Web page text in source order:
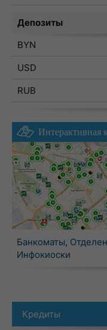
Депозиты
BYN
USD
RUB
Интерактивная
Банкоматы,
Инфокиоски
Кредиты